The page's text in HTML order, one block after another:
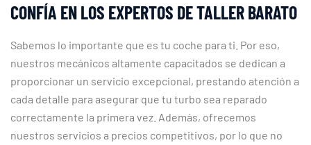
CONFÍA EN LOS EXPERTOS DE TALLER BARATO
Sabemos lo importante que es tu coche para ti. Por eso,
nuestros mecánicos altamente capacitados se dedican a
proporcionar un servicio excepcional, prestando atención a
cada detalle para asegurar que tu turbo sea reparado
correctamente la primera vez. Además, ofrecemos
nuestros servicios a precios competitivos, por lo que no